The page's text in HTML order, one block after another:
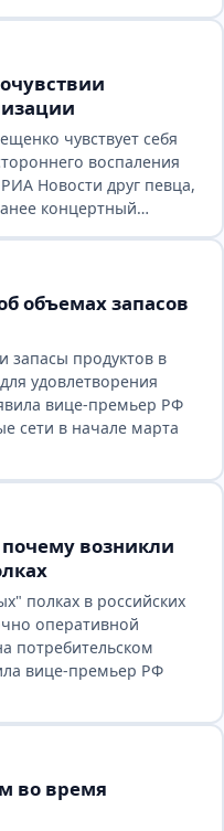
чувствует себя
воспаления
Новости друг певца,
концертный…
объемах запасов
запасы продуктов в
удовлетворения
вице-премьер РФ
сети в начале марта
возникли
полках в российских
оперативной
потребительском
вице-премьер РФ
во время